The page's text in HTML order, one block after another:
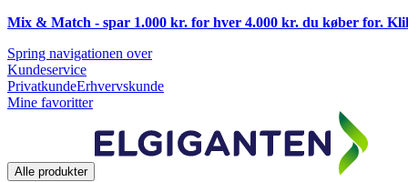
Mix & Match - spar 1.000 kr. for hver 4.000 kr. du køber for.
Spring navigationen over
Kundeservice
PrivatkundeErhvervskunde
Mine favoritter
Alle produkter